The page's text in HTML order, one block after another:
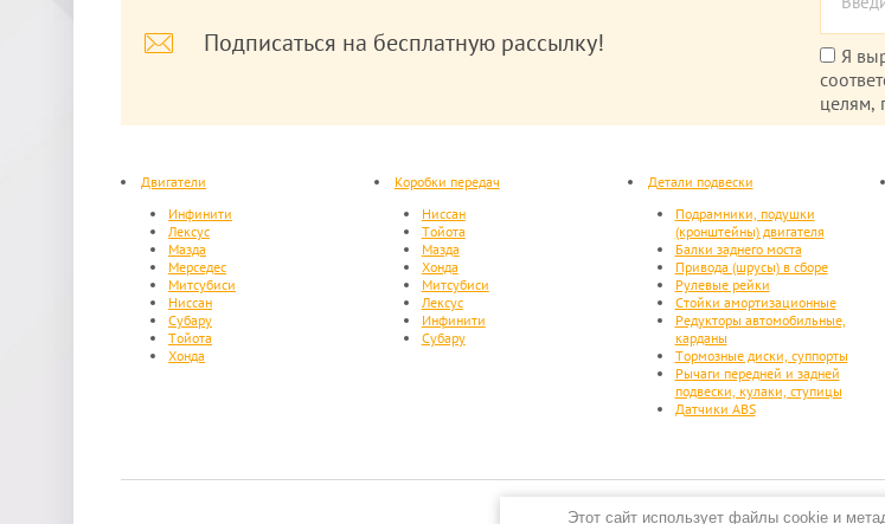
Подписаться на бесплатную рассылку! Я
целям,
Двигатели
Инфинити
Лексус
Мазда
Мерседес
Митсубиси
Ниссан
Субару
Тойота
Хонда
Коробки передач
Ниссан
Тойота
Мазда
Хонда
Митсубиси
Лексус
Инфинити
Субару
Детали подвески
Подрамники, подушки
(кронштейны) двигателя
Балки заднего моста
Привода (шрусы) в сборе
Рулевые рейки
Стойки амортизационные
Редукторы автомобильные,
карданы
Тормозные диски, суппорты
Рычаги передней и задней
подвески, кулаки, ступицы
Датчики ABS
Этот сайт использует файлы cookie и